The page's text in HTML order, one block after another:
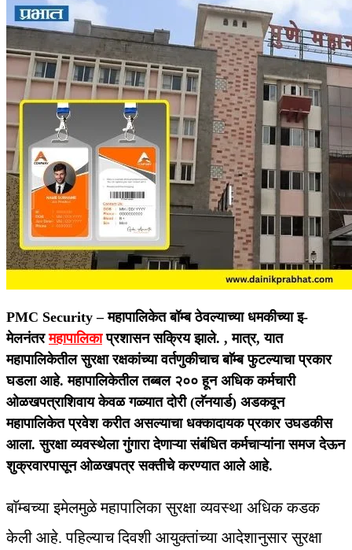
PMC Security –महापालिकेत बॉम्ब ठेवल्याच्या धमकीच्या इ-
मेलनंतरमहापालिकाप्रशासन सक्रिय झाले. , मात्र, यात
महापालिकेतील सुरक्षा रक्षकांच्या वर्तणुकीचाच बाॅम्ब फुटल्याचा प्रकार
घडला आहे. महापालिकेतील तब्बल २०० हून अधिक कर्मचारी
ओळखपत्राशिवाय केवळ गळ्यात दोरी (लॅनयार्ड) अडकवून
महापालिकेत प्रवेश करीत असल्याचा धक्कादायक प्रकार उघडकीस
आला. सुरक्षा व्यवस्थेला गुंगारा देणाऱ्या संबंधित कर्मचाऱ्यांना समज देऊन
शुक्रवारपासून ओळखपत्र सक्तीचे करण्यात आले आहे.
बाॅम्बच्या इमेलमुळे महापालिका सुरक्षा व्यवस्था अधिक कडक
केली आहे. पहिल्याच दिवशी आयुक्तांच्या आदेशानुसार सुरक्षा